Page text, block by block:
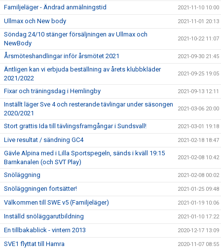
Familjeläger - Ändrad anmälningstid 2021-11-10 10:00
Ullmax och New body 2021-11-01 20:13
Söndag 24/10 stänger försäljningen av Ullmax och
NewBody
2021-10-22 11:07
Årsmöteshandlingar inför årsmötet 2021 2021-09-30 21:45
Äntligen kan vi erbjuda beställning av årets klubbkläder
2021/2022
2021-09-25 19:05
Fixar och träningsdag i Hemlingby 2021-09-13 12:11
Inställt läger Sve 4 och resterande tävlingar under säsongen
2020/2021
2021-03-06 20:00
Stort grattis Ida till tävlingsframgångar i Sundsvall! 2021-03-01 19:18
Live resultat / sändning GC4 2021-02-18 18:47
Gävle Alpina med i Lilla Sportspegeln, sänds i kväll 19:15
Barnkanalen (och SVT Play)
2021-02-08 10:42
Snöläggning 2021-02-08 00:02
Snöläggningen fortsätter! 2021-01-25 09:48
Välkommen till SWE v5 (Familjeläger) 2021-01-19 10:06
Inställd snöläggarutbildning 2021-01-10 17:22
En tillbakablick - vintern 2013 2020-12-17 13:09
SVE1 flyttat till Hamra 2020-11-07 08:55